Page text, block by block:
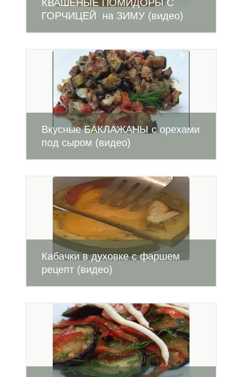
КВАШЕНЫЕ ПОМИДОРЫ С
ГОРЧИЦЕЙ на ЗИМУ (видео)
Вкусные БАКЛАЖАНЫ с орехами
под сыром (видео)
Кабачки в духовке с фаршем
рецепт (видео)